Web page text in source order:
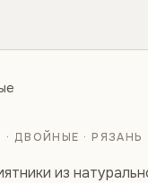
ДВОЙНЫЕ · РЯЗАНЬ
из